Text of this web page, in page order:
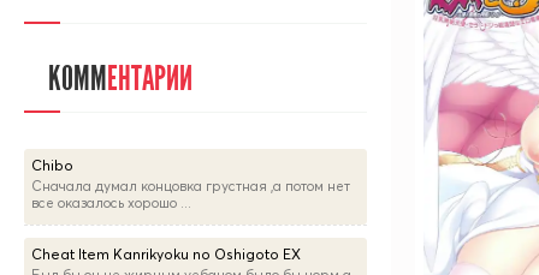
КОММЕНТАРИИ
Chibo
Сначала думал концовка грустная ,а потом нет
все оказалось хорошо ...
Cheat Item Kanrikyoku no Oshigoto EX